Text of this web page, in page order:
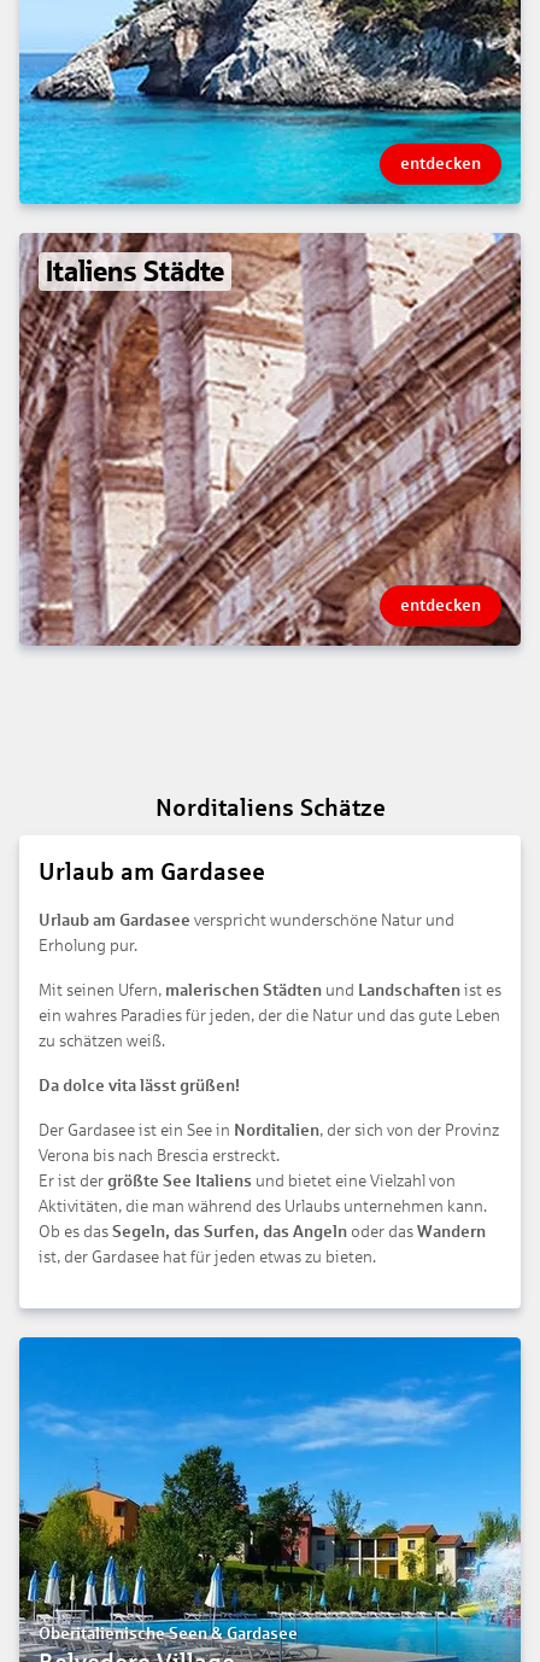
entdecken
Italiens Städte
entdecken
Norditaliens Schätze
Urlaub am Gardasee
Urlaub am Gardasee verspricht wunderschöne Natur und
Erholung pur.
Mit seinen Ufern, malerischen Städten und Landschaften ist es
ein wahres Paradies für jeden, der die Natur und das gute Leben
zu schätzen weiß.
Da dolce vita lässt grüßen!
Der Gardasee ist ein See in Norditalien, der sich von der Provinz
Verona bis nach Brescia erstreckt.
Er ist der größte See Italiens und bietet eine Vielzahl von
Aktivitäten, die man während des Urlaubs unternehmen kann.
Ob es das Segeln, das Surfen, das Angeln oder das Wandern
ist, der Gardasee hat für jeden etwas zu bieten.
Oberitalienische Seen & Gardasee